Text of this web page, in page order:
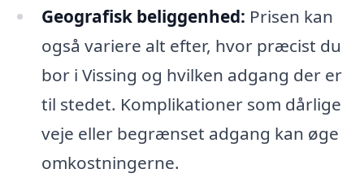
Geografisk beliggenhed: Prisen kan
også variere alt efter, hvor præcist du
bor i Vissing og hvilken adgang der er
til stedet. Komplikationer som dårlige
veje eller begrænset adgang kan øge
omkostningerne.